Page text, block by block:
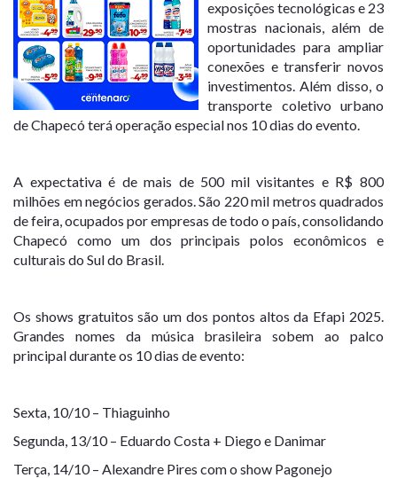
exposições tecnológicas e 23
mostras nacionais, além de
oportunidades para ampliar
conexões e transferir novos
investimentos. Além disso, o
transporte coletivo urbano
de Chapecó terá operação especial nos 10 dias do evento.
A expectativa é de mais de 500 mil visitantes e R$ 800
milhões em negócios gerados. São 220 mil metros quadrados
de feira, ocupados por empresas de todo o país, consolidando
Chapecó como um dos principais polos econômicos e
culturais do Sul do Brasil.
Os shows gratuitos são um dos pontos altos da Efapi 2025.
Grandes nomes da música brasileira sobem ao palco
principal durante os 10 dias de evento:
Sexta, 10/10 – Thiaguinho
Segunda, 13/10 – Eduardo Costa + Diego e Danimar
Terça, 14/10 – Alexandre Pires com o show Pagonejo